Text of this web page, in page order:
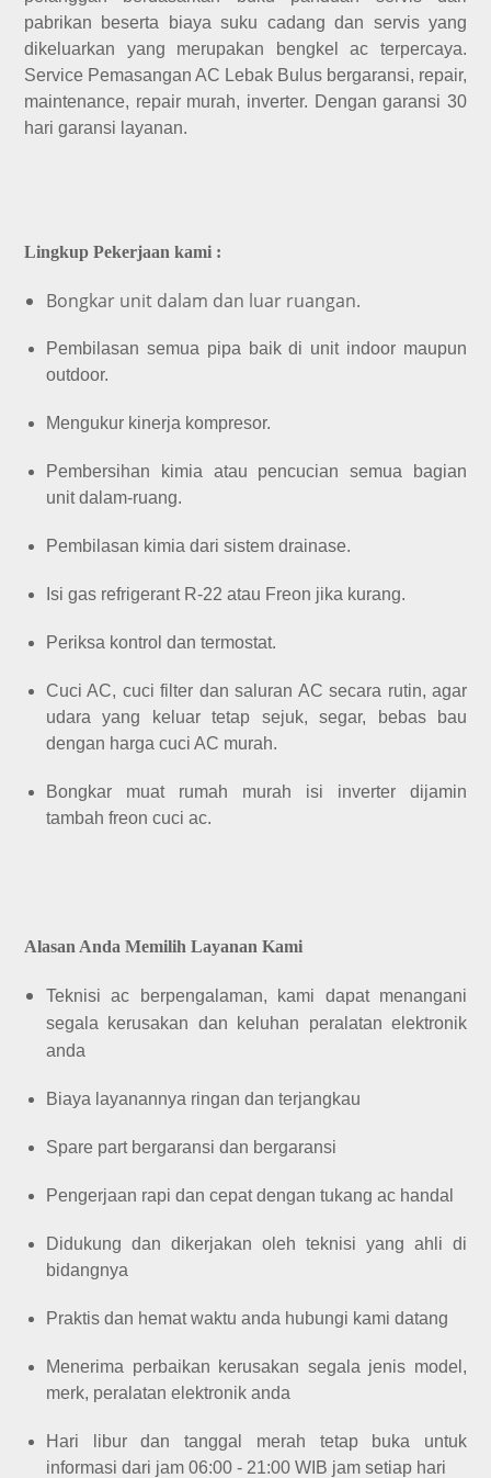
pabrikan beserta biaya suku cadang dan servis yang
dikeluarkan yang merupakan bengkel ac terpercaya.
Service Pemasangan AC Lebak Bulus bergaransi, repair,
maintenance, repair murah, inverter. Dengan garansi 30
hari garansi layanan.
Lingkup Pekerjaan kami :
Bongkar unit dalam dan luar ruangan.
Pembilasan semua pipa baik di unit indoor maupun
outdoor.
Mengukur kinerja kompresor.
Pembersihan kimia atau pencucian semua bagian
unit dalam-ruang.
Pembilasan kimia dari sistem drainase.
Isi gas refrigerant R-22 atau Freon jika kurang.
Periksa kontrol dan termostat.
Cuci AC, cuci filter dan saluran AC secara rutin, agar
udara yang keluar tetap sejuk, segar, bebas bau
dengan harga cuci AC murah.
Bongkar muat rumah murah isi inverter dijamin
tambah freon cuci ac.
Alasan Anda Memilih Layanan Kami
Teknisi ac berpengalaman, kami dapat menangani
segala kerusakan dan keluhan peralatan elektronik
anda
Biaya layanannya ringan dan terjangkau
Spare part bergaransi dan bergaransi
Pengerjaan rapi dan cepat dengan tukang ac handal
Didukung dan dikerjakan oleh teknisi yang ahli di
bidangnya
Praktis dan hemat waktu anda hubungi kami datang
Menerima perbaikan kerusakan segala jenis model,
merk, peralatan elektronik anda
Hari libur dan tanggal merah tetap buka untuk
informasi dari jam 06:00 - 21:00 WIB jam setiap hari